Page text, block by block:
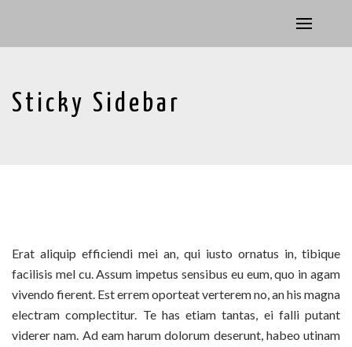
Sticky Sidebar
Erat aliquip efficiendi mei an, qui iusto ornatus in, tibique
facilisis mel cu. Assum impetus sensibus eu eum, quo in agam
vivendo fierent. Est errem oporteat verterem no, an his magna
electram complectitur. Te has etiam tantas, ei falli putant
viderer nam. Ad eam harum dolorum deserunt, habeo utinam